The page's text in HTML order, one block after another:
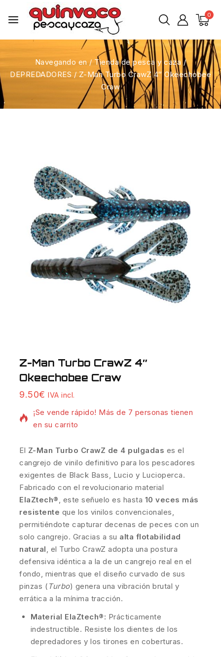
0
Navegando en / Tienda de pesca y caza /
DEPREDADORES / Z-Man Turbo CrawZ 4″ Okeechobee
Craw
Z-Man Turbo CrawZ 4″
Okeechobee Craw
9.50€ IVA incl.
18 productos vendidos en las últimas 19 horas
¡Se vende rápido! Más de 7 personas tienen
en su carrito
El Z-Man Turbo CrawZ de 4 pulgadas es el
cangrejo de vinilo definitivo para los pescadores
exigentes de Black Bass, Lucio y Lucioperca.
Fabricado con el revolucionario material
ElaZtech®, este señuelo es hasta 10 veces más
resistente que los vinilos convencionales,
permitiéndote capturar decenas de peces con un
solo cangrejo. Gracias a su alta flotabilidad
natural, el Turbo CrawZ adopta una postura
defensiva idéntica a la de un cangrejo real en el
fondo, mientras que el diseño curvado de sus
pinzas ( Turbo) genera una vibración brutal y
errática a la mínima tracción.
Material ElaZtech®: Prácticamente
indestructible. Resiste los dientes de los
depredadores y los tirones en coberturas.